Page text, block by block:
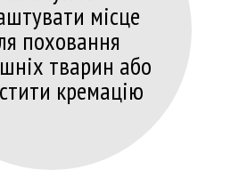
місце
поховання
тварин або
кремацію